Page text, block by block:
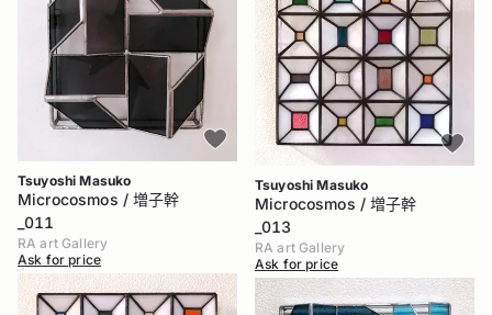
Tsuyoshi Masuko
Microcosmos / 増子幹
_011
RA art Gallery
Ask for price
Tsuyoshi Masuko
Microcosmos / 増子幹
_013
RA art Gallery
Ask for price